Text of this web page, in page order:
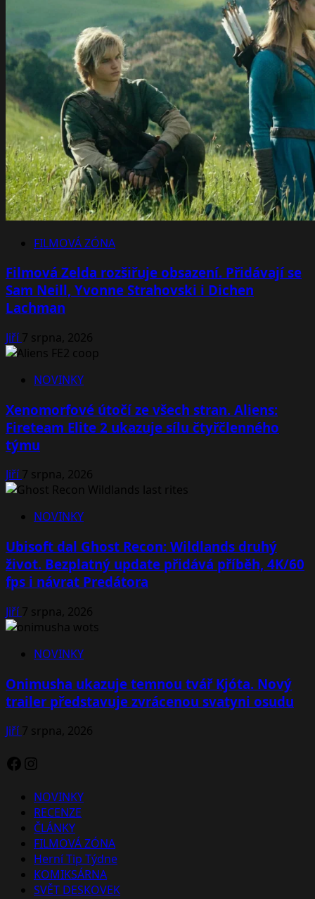
FILMOVÁ ZÓNA
Filmová Zelda rozšiřuje obsazení. Přidávají se
Sam Neill, Yvonne Strahovski i Dichen
Lachman
Jiří7 srpna, 2026
NOVINKY
Xenomorfové útočí ze všech stran. Aliens:
Fireteam Elite 2 ukazuje sílu čtyřčlenného
týmu
Jiří7 srpna, 2026
NOVINKY
Ubisoft dal Ghost Recon: Wildlands druhý
život. Bezplatný update přidává příběh, 4K/60
fps i návrat Predátora
Jiří7 srpna, 2026
NOVINKY
Onimusha ukazuje temnou tvář Kjóta. Nový
trailer představuje zvrácenou svatyni osudu
Jiří7 srpna, 2026
Facebook
Instagram
NOVINKY
RECENZE
ČLÁNKY
FILMOVÁ ZÓNA
Herní Tip Týdne
KOMIKSÁRNA
SVĚT DESKOVEK